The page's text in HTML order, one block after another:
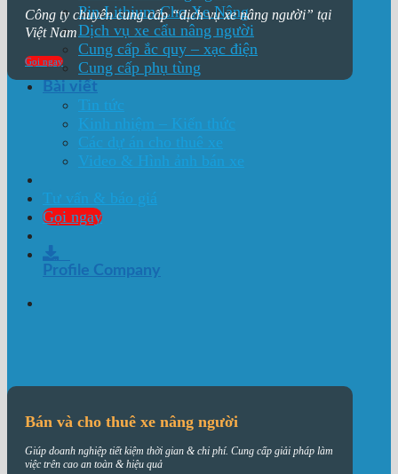
Pin Lithium Cho Xe Nâng
Dịch vụ xe cẩu nâng người
Cung cấp ắc quy – xạc điện
Cung cấp phụ tùng
Bài viết
Tin tức
Kinh nhiệm – Kiến thức
Các dự án cho thuê xe
Video & Hình ảnh bán xe
Tư vấn & báo giá
Gọi ngay
Profile Company
Công ty chuyên cung cấp “dịch vụ xe nâng người” tại
Việt Nam
Gọi ngay
Bán và cho thuê xe nâng người
Giúp doanh nghiệp tiết kiệm thời gian & chi phí. Cung cấp giải pháp làm
việc trên cao an toàn & hiệu quả